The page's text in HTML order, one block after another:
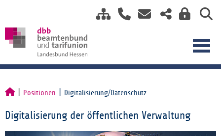
Positionen Digitalisierung/Datenschutz
Digitalisierung der öffentlichen Verwaltung